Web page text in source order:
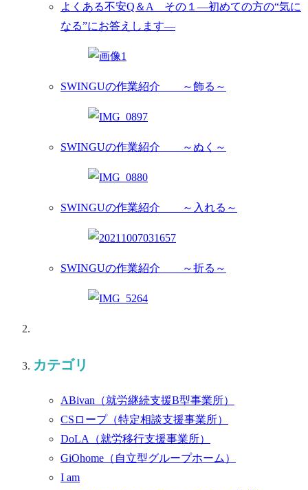
よくある不安Q＆A その１―初めての方の“気に
なる”にお答えします―
SWINGUの作業紹介 ～飾る～
SWINGUの作業紹介 ～ぬく～
SWINGUの作業紹介 ～入れる～
SWINGUの作業紹介 ～折る～
カテゴリ
ABivan （就労継続支援B型事業所）
CSロープ （特定相談支援事業所）
DoLA （就労移行支援事業所）
GiOhome （自立型グループホーム）
I am